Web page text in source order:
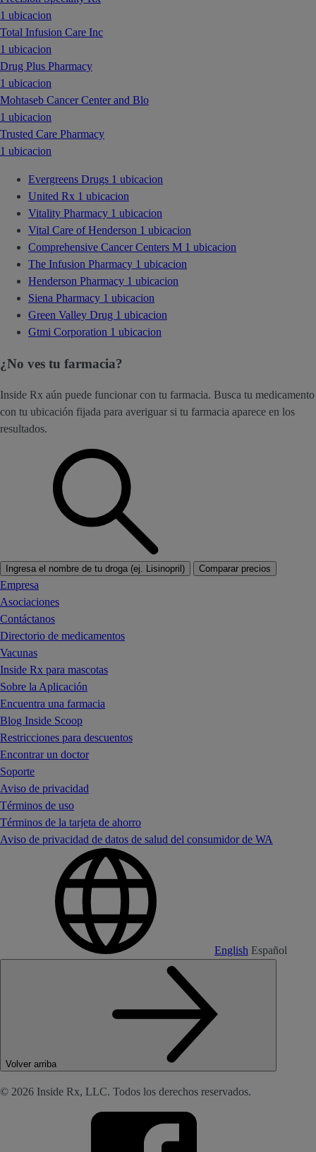
1 ubicacion
Total Infusion Care Inc
1 ubicacion
Drug Plus Pharmacy
1 ubicacion
Mohtaseb Cancer Center and Blo
1 ubicacion
Trusted Care Pharmacy
1 ubicacion
Evergreens Drugs 1 ubicacion
United Rx 1 ubicacion
Vitality Pharmacy 1 ubicacion
Vital Care of Henderson 1 ubicacion
Comprehensive Cancer Centers M 1 ubicacion
The Infusion Pharmacy 1 ubicacion
Henderson Pharmacy 1 ubicacion
Siena Pharmacy 1 ubicacion
Green Valley Drug 1 ubicacion
Gtmi Corporation 1 ubicacion
¿No ves tu farmacia?
Inside Rx aún puede funcionar con tu farmacia. Busca tu medicamento
con tu ubicación fijada para averiguar si tu farmacia aparece en los
resultados.
Ingresa el nombre de tu droga (ej. Lisinopril) Comparar precios
Empresa
Asociaciones
Contáctanos
Directorio de medicamentos
Vacunas
Inside Rx para mascotas
Sobre la Aplicación
Encuentra una farmacia
Blog Inside Scoop
Restricciones para descuentos
Encontrar un doctor
Soporte
Aviso de privacidad
Términos de uso
Términos de la tarjeta de ahorro
Aviso de privacidad de datos de salud del consumidor de WA
English Español
Volver arriba
© 2026 Inside Rx, LLC. Todos los derechos reservados.